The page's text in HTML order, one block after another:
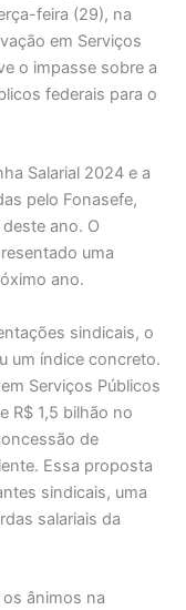
feira (29), na
em Serviços
o impasse sobre a
federais para o
Salarial 2024 e a
pelo Fonasefe,
ano. O
uma
ano.
sindicais, o
um índice concreto.
Serviços Públicos
R$ 1,5 bilhão no
de
Essa proposta
sindicais, uma
salariais da
ânimos na